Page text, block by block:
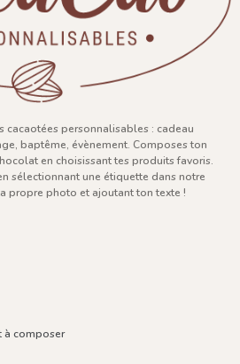
cacaotées personnalisables : cadeau
baptême, évènement. Composes ton
en choisissant tes produits favoris.
sélectionnant une étiquette dans notre
propre photo et ajoutant ton texte !
à composer